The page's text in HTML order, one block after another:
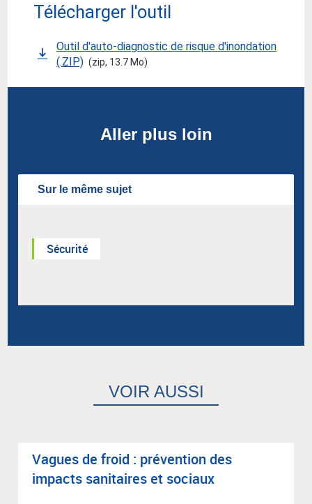
Télécharger l'outil
Outil d'auto-diagnostic de risque d'inondation
(.ZIP) (zip, 13.7 Mo)
Aller plus loin
Sur le même sujet
Sécurité
VOIR AUSSI
Vagues de froid : pré­ven­tion des
impacts sani­taires et sociaux